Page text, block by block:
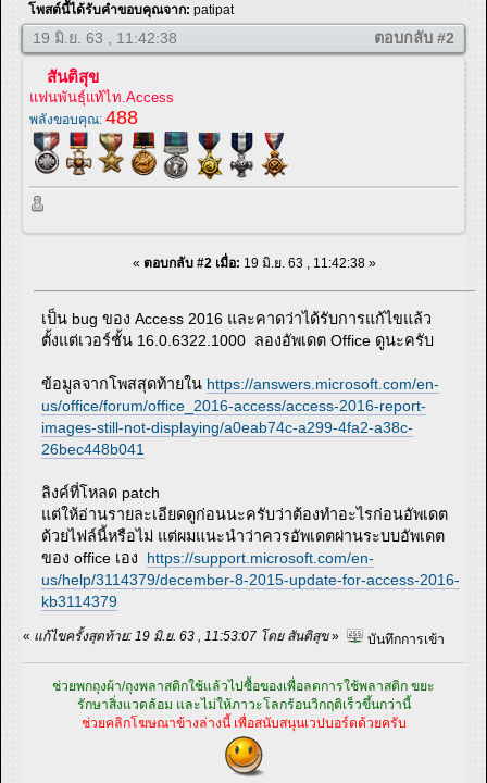
โพสต์นี้ได้รับคำขอบคุณจาก: patipat
19 มิ.ย. 63 , 11:42:38 ตอบกลับ #2
สันติสุข
แฟนพันธุ์แท้ไท.Access
พลังขอบคุณ: 488
« ตอบกลับ #2 เมื่อ: 19 มิ.ย. 63 , 11:42:38 »
เป็น bug ของ Access 2016 และคาดว่าได้รับการแก้ไขแล้ว
ตั้งแต่เวอร์ชั้น 16.0.6322.1000 ลองอัพเดต Office ดูนะครับ
ข้อมูลจากโพสสุดท้ายใน https://answers.microsoft.com/en-
us/office/forum/office_2016-access/access-2016-report-
images-still-not-displaying/a0eab74c-a299-4fa2-a38c-
26bec448b041
ลิงค์ที่โหลด patch
แต่ให้อ่านรายละเอียดดูก่อนนะครับว่าต้องทำอะไรก่อนอัพเดต
ด้วยไฟล์นี้หรือไม่ แต่ผมแนะนำว่าควรอัพเดตผ่านระบบอัพเดต
ของ office เอง https://support.microsoft.com/en-
us/help/3114379/december-8-2015-update-for-access-2016-
kb3114379
« แก้ไขครั้งสุดท้าย: 19 มิ.ย. 63 , 11:53:07 โดย สันติสุข» บันทึกการเข้า
ช่วยพกถุงผ้า/ถุงพลาสติกใช้แล้วไปซื้อของเพื่อลดการใช้พลาสติก ขยะ
รักษาสิ่งแวดล้อม และไม่ให้ภาวะโลกร้อนวิกฤติเร็วขึ้นกว่านี้
ช่วยคลิกโฆษณาข้างล่างนี้ เพื่อสนับสนุนเวปบอร์ดด้วยครับ